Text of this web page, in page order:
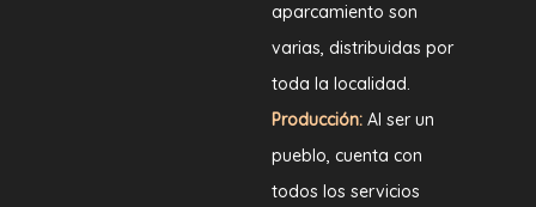
aparcamiento son
varias, distribuidas por
toda la localidad.
Producción: Al ser un
pueblo, cuenta con
todos los servicios